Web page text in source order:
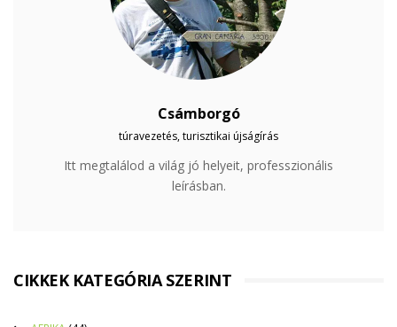
Csámborgó
túravezetés, turisztikai újságírás
Itt megtalálod a világ jó helyeit, professzionális
leírásban.
CIKKEK KATEGÓRIA SZERINT